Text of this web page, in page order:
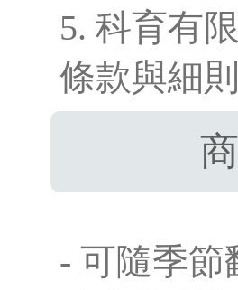
5. 科育有
條款與細
- 可隨季節